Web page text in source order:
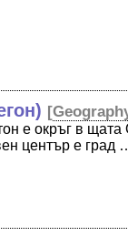
[
е окръг в
център е град